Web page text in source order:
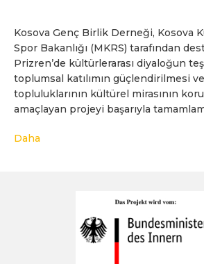
Kosova Genç Birlik Derneği, Kosova
Spor Bakanlığı (MKRS) tarafından
Prizren’de kültürlerarası diyaloğun
toplumsal katılımın güçlendirilmesi ve
topluluklarının kültürel mirasının
amaçlayan projeyi başarıyla
Daha